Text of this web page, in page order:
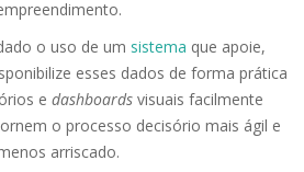
o uso de um sistema que apoie,
esses dados de forma prática
e dashboards visuais facilmente
o processo decisório mais ágil e
arriscado.